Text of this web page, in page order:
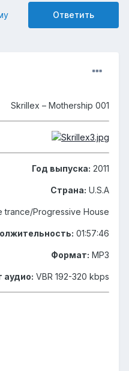
Ответить
Skrillex – Mothership 001
Год выпуска: 2011
Страна: U.S.A
trance/Progressive House
01:57:46
Формат: MP3
аудио: VBR 192-320 kbps